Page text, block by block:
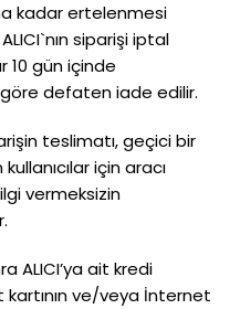
kadar ertelenmesi
siparişi iptal
gün içinde
defaten iade edilir.
teslimatı, geçici bir
için aracı
vermeksizin
ALICI’ya ait kredi
kartının ve/veya İnternet